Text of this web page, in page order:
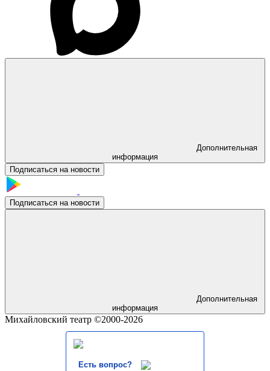
Дополнительная
информация
Подписаться на новости
Подписаться на новости
Дополнительная
информация
Михайловский театр ©2000-2026
Есть вопрос?